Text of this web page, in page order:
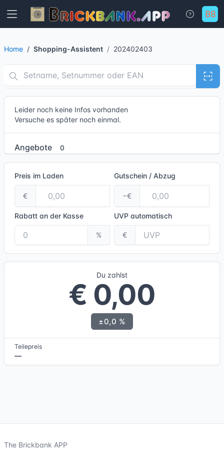
Home Shopping-Assistent 202402403
Leider noch keine Infos vorhanden
Versuche es später noch einmal.
Angebote 0
Preis im Laden
€
Gutschein / Abzug
−€
Rabatt an der Kasse
%
UVP automatisch
€
Du zahlst
€ 0,00
±0,0 %
Teilepreis
—
The Brickbank APP